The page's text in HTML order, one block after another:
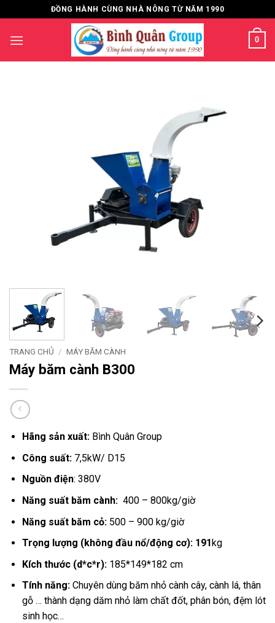
qua
nội
ĐỒNG HÀNH CÙNG NHÀ NÔNG TỪ NĂM 1990
0
TRANG CHỦ / MÁY BĂM CÀNH
Máy băm cành B300
Hãng sản xuất: Bình Quân Group
Công suất: 7,5kW/ D15
Nguồn điện: 380V
Năng suất băm cành:400 – 800kg/giờ
Năng suất băm cỏ:500 – 900 kg/giờ
Trọng lượng (không đầu nổ/động cơ): 191 kg
Kích thước (d*c*r): 185*149*182 cm
Tính năng:Chuyên dùng băm nhỏ cành cây, cành lá, thân
gỗ … thành dạng dăm nhỏ làm chất đốt, phân bón, đệm lót
sinh học…